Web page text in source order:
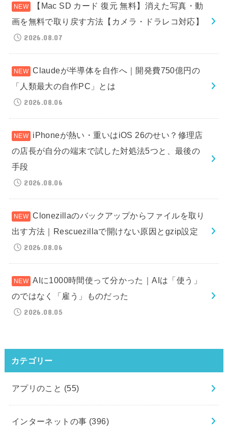
【Mac SD カード 復元 無料】消えた写真・動
画を無料で取り戻す方法【カメラ・ドラレコ対応】
2026.08.07
Claudeが半導体を自作へ｜開発費750億円の
「人類最大の自作PC」とは
2026.08.06
iPhoneが熱い・重いはiOS 26のせい？修理店
の店長が自分の端末で試した対処法5つと、最後の
手段
2026.08.06
Clonezillaのバックアップからファイルを取り
出す方法｜Rescuezillaで開けない原因とgzip設定
2026.08.06
AIに1000時間使って分かった｜AIは「使う」
のではなく「雇う」ものだった
2026.08.05
カテゴリー
アプリのこと (55)
インターネットの事 (396)